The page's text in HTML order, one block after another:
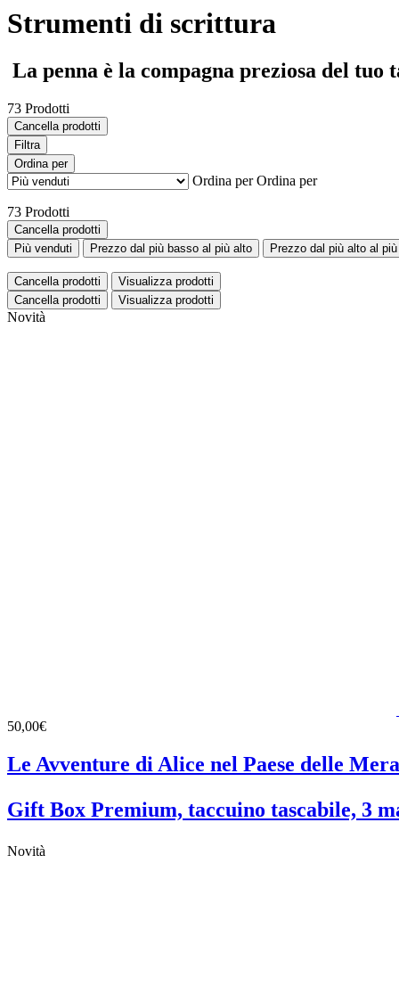
Strumenti di scrittura
La penna è la compagna preziosa del tuo
73 Prodotti
Cancella prodotti
Filtra
Ordina per
Ordina perOrdina per
73 Prodotti
Cancella prodotti
Più venduti
Prezzo dal più basso al più alto Prezzo dal più alto al
Cancella prodotti
Visualizza prodotti
Cancella prodotti
Visualizza prodotti
Novità
50,00€
Le Avventure di Alice nel Paese delle
Gift Box Premium, taccuino tascabile, 3
Novità